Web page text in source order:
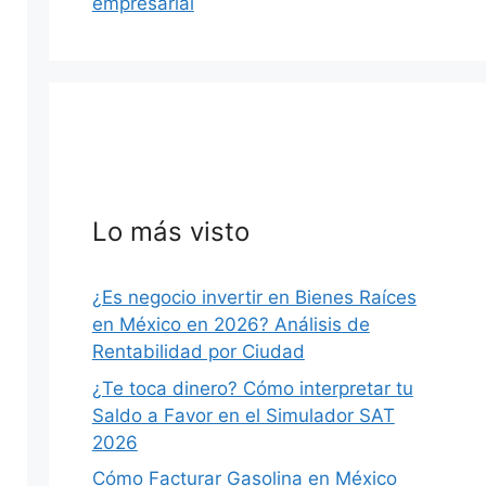
Lo más visto
¿Es negocio invertir en Bienes Raíces
en México en 2026? Análisis de
Rentabilidad por Ciudad
¿Te toca dinero? Cómo interpretar tu
Saldo a Favor en el Simulador SAT
2026
Cómo Facturar Gasolina en México